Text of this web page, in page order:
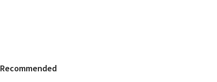
Recommended